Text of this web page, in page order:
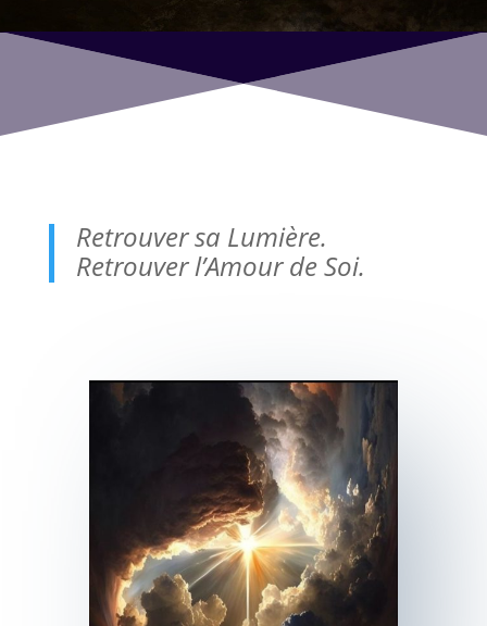
Retrouver sa Lumière.
Retrouver l’Amour de Soi.